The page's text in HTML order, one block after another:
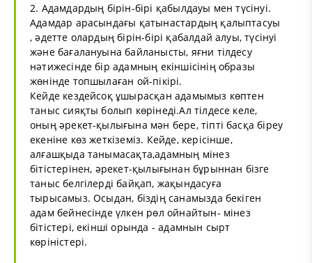
2. Адамдардың бірін-бірі қабылдауы мен түсінуі.
Адамдар арасындағы қатынастардың қалыптасуы
, әдетте олардың бірін-бірі қабалдай алуы, түсінуі
және бағалануына байланысты, яғни тілдесу
нәтижесінде бір адамның екіншісінің образы
жөнінде топшылаған ой-пікірі.
Кейде кездейсоқ ұшырасқан адамымыз көптен
таныс сияқты болып көрінеді.Ал тілдесе келе,
оның әрекет-қылығына мән бере, тіпті басқа біреу
екеніне көз жеткіземіз. Кейде, керісінше,
алғашқыда танымасақта,адамның мінез
бітістерінен, әрекет-қылығынан бұрыннан бізге
таныс белгілерді байқап, жақындасуға
тырысамыз. Осыдан, біздің санамызда бекіген
адам бейнесінде үлкен рөл ойнайтын- мінез
бітістері, екінші орында - адамнын сырт
көріністері.